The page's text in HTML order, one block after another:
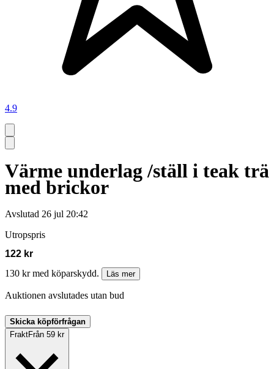
4.9
Värme underlag /ställ i teak trä
med brickor
Avslutad 26 jul 20:42
Utropspris
122 kr
130 kr med köparskydd.
Läs mer
Auktionen avslutades utan bud
Skicka köpförfrågan
FraktFrån 59 kr